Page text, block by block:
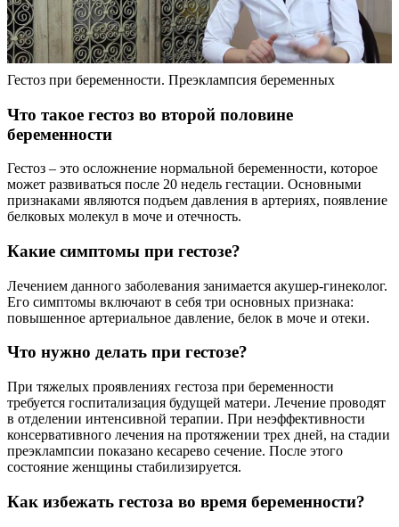
Гестоз при беременности. Преэклампсия беременных
Что такое гестоз во второй половине
беременности
Гестоз – это осложнение нормальной беременности, которое
может развиваться после 20 недель гестации. Основными
признаками являются подъем давления в артериях, появление
белковых молекул в моче и отечность.
Какие симптомы при гестозе?
Лечением данного заболевания занимается акушер-гинеколог.
Его симптомы включают в себя три основных признака:
повышенное артериальное давление, белок в моче и отеки.
Что нужно делать при гестозе?
При тяжелых проявлениях гестоза при беременности
требуется госпитализация будущей матери. Лечение проводят
в отделении интенсивной терапии. При неэффективности
консервативного лечения на протяжении трех дней, на стадии
преэклампсии показано кесарево сечение. После этого
состояние женщины стабилизируется.
Как избежать гестоза во время беременности?